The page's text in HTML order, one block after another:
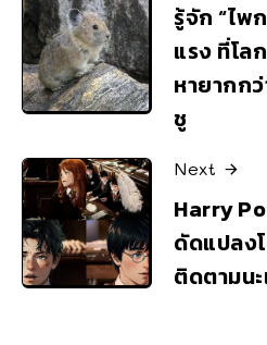
รู้จัก “ไพ
แรง ที่โล
หายากก
ชู
Next
Harry
ดัดแปลง
ติดตามน